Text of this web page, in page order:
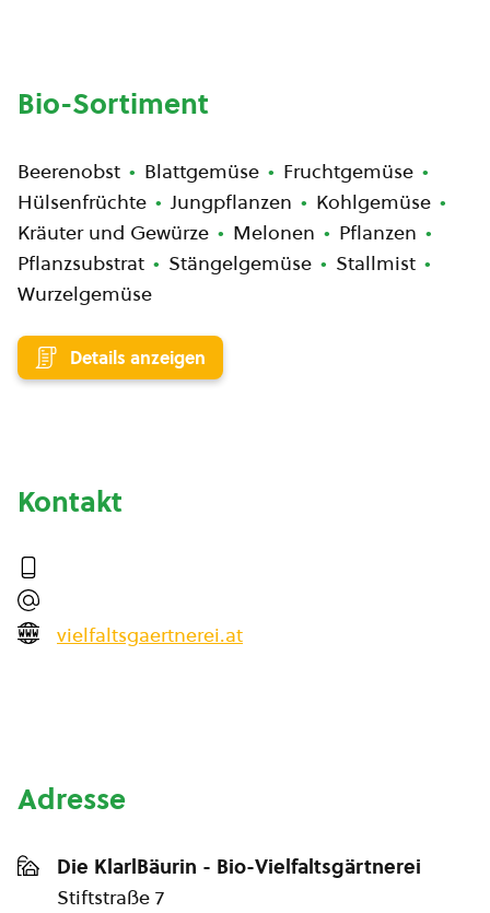
Bio-Sortiment
Beerenobst Blattgemüse
Fruchtgemüse
Hülsenfrüchte
Jungpflanzen
Kohlgemüse
Kräuter und Gewürze
Melonen
Pflanzen
Pflanzsubstrat
Stängelgemüse
Stallmist
Wurzelgemüse
Details anzeigen
Kontakt
vielfaltsgaertnerei.at
Adresse
Die KlarlBäurin - Bio-Vielfaltsgärtnerei
Stiftstraße 7